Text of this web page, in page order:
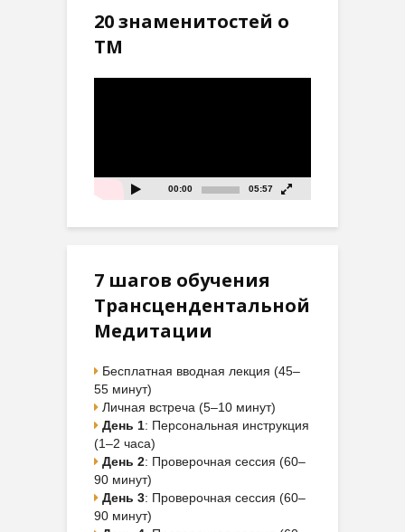
20 знаменитостей о
ТМ
00:00 05:57
7 шагов обучения
Трансцендентальной
Медитации
Бесплатная вводная лекция (45–
55 минут)
Личная встреча (5–10 минут)
День 1: Персональная инструкция
(1–2 часа)
День 2: Проверочная сессия (60–
90 минут)
День 3: Проверочная сессия (60–
90 минут)